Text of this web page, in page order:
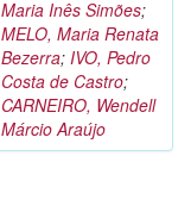
Maria Inês Simões;
MELO, Maria Renata
Bezerra; IVO, Pedro
Costa de Castro;
CARNEIRO, Wendell
Márcio Araújo